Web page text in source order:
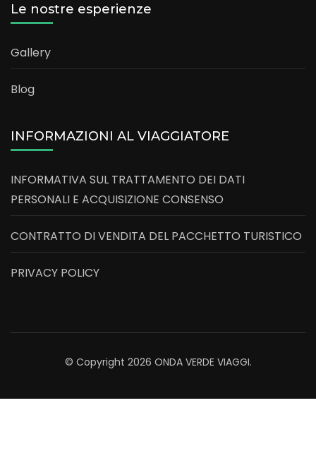
Le nostre esperienze
Gallery
Blog
INFORMAZIONI AL VIAGGIATORE
INFORMATIVA SUL TRATTAMENTO DEI DATI
PERSONALI E ACQUISIZIONE CONSENSO
CONTRATTO DI VENDITA DEL PACCHETTO TURISTICO
PRIVACY POLICY
© Copyright 2026 ONDA VERDE VIAGGI.